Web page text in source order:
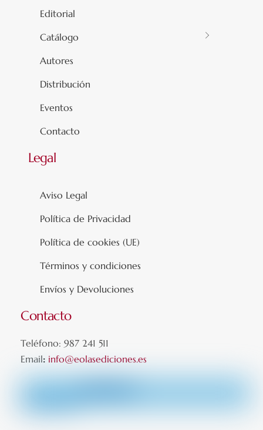
Editorial
Catálogo
Autores
Distribución
Eventos
Contacto
Legal
Aviso Legal
Política de Privacidad
Política de cookies (UE)
Términos y condiciones
Envíos y Devoluciones
Contacto
Teléfono: 987 241 511
Email: info@eolasediciones.es